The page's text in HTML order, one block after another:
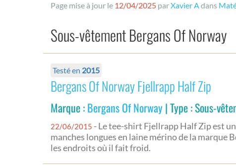
Page mise à jour le 12/04/2025 parXavier Adans
Sous-vêtement Bergans Of Norway
Testé en 2015
Bergans Of Norway Fjellrapp Half Zip
Marque :Bergans Of Norway| Type : Sous-
22/06/2015 - Le tee-shirt Fjellrapp Half Zip est
manches longues en laine mérino de la marque
les endroits où il fait froid.